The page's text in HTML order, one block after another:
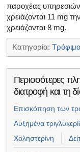
παροχέας υπηρεσιών
χρειάζονται 11 mg
χρειάζονται 8 mg.
Κατηγορία:
Περισσότερες
διατροφή και τη
Επισκόπηση των
Αυξημένα
Χοληστερίνη